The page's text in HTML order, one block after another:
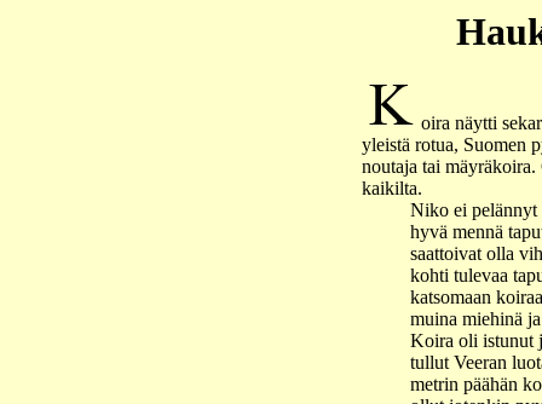
oira näytti
yleistä rotua, Suomen
noutaja tai mäyräkoira.
kaikilta.
Niko ei pelännyt
hyvä mennä
saattoivat olla
kohti tulevaa
katsomaan
muina miehinä
Koira oli istunut
tullut Veeran
metrin päähän